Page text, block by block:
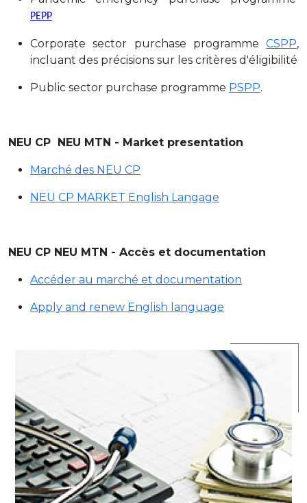
PEPP
Corporate sector purchase programme CSPP,
incluant des précisions sur les critères d'éligibilité
Public sector purchase programme PSPP.
NEU CP NEU MTN - Market presentation
Marché des NEU CP
NEU CP MARKET English Langage
NEU CP NEU MTN - Accès et documentation
Accéder au marché et documentation
Apply and renew English language